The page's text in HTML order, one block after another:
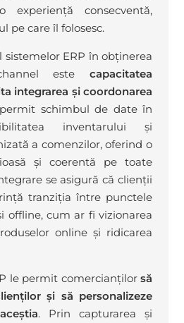
consecventă,
pe care îl folosesc.
sistemelor ERP în obținerea
este capacitatea
integrarea și coordonarea
schimbul de date în
inventarului și
a comenzilor, oferind o
și coerentă pe toate
se asigură că clienții
tranziția între punctele
offline, cum ar fi vizionarea
online și ridicarea
le permit comercianților să
și să personalizeze
. Prin capturarea și